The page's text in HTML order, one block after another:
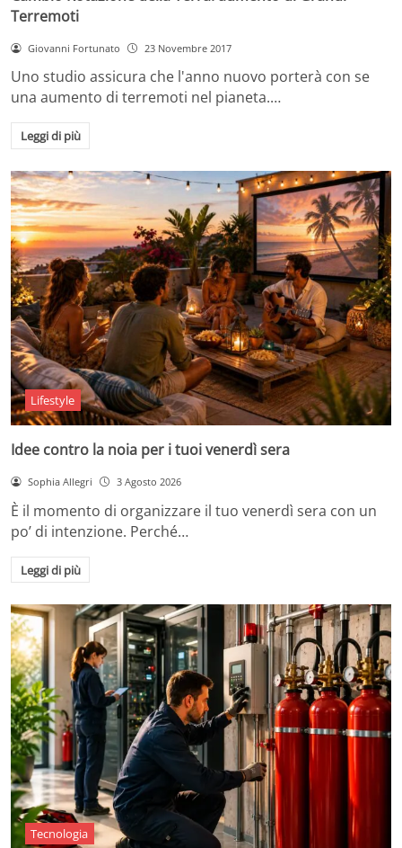
Terremoti
Giovanni Fortunato 23 Novembre 2017
Uno studio assicura che l'anno nuovo porterà con se
una aumento di terremoti nel pianeta.…
Leggi di più
Lifestyle
Idee contro la noia per i tuoi venerdì sera
Sophia Allegri 3 Agosto 2026
È il momento di organizzare il tuo venerdì sera con un
po’ di intenzione. Perché…
Leggi di più
Tecnologia